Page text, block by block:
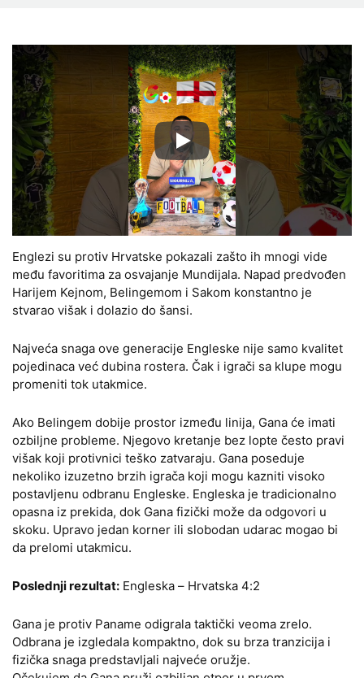
Запустить видео
Englezi su protiv Hrvatske pokazali zašto ih mnogi vide
među favoritima za osvajanje Mundijala. Napad predvođen
Harijem Kejnom, Belingemom i Sakom konstantno je
stvarao višak i dolazio do šansi.
Najveća snaga ove generacije Engleske nije samo kvalitet
pojedinaca već dubina rostera. Čak i igrači sa klupe mogu
promeniti tok utakmice.
Ako Belingem dobije prostor između linija, Gana će imati
ozbiljne probleme. Njegovo kretanje bez lopte često pravi
višak koji protivnici teško zatvaraju. Gana poseduje
nekoliko izuzetno brzih igrača koji mogu kazniti visoko
postavljenu odbranu Engleske. Engleska je tradicionalno
opasna iz prekida, dok Gana fizički može da odgovori u
skoku. Upravo jedan korner ili slobodan udarac mogao bi
da prelomi utakmicu.
Poslednji rezultat: Engleska – Hrvatska 4:2
Gana je protiv Paname odigrala taktički veoma zrelo.
Odbrana je izgledala kompaktno, dok su brza tranzicija i
fizička snaga predstavljali najveće oružje.